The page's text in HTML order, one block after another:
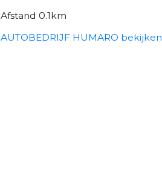
Afstand 0.1km
AUTOBEDRIJF HUMARO bekijken